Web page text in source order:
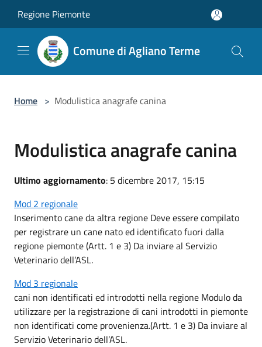
Regione Piemonte
Comune di Agliano Terme
Home > Modulistica anagrafe canina
Modulistica anagrafe canina
Ultimo aggiornamento: 5 dicembre 2017, 15:15
Mod 2 regionale
Inserimento cane da altra regione Deve essere compilato
per registrare un cane nato ed identificato fuori dalla
regione piemonte (Artt. 1 e 3) Da inviare al Servizio
Veterinario dell’ASL.
Mod 3 regionale
cani non identificati ed introdotti nella regione Modulo da
utilizzare per la registrazione di cani introdotti in piemonte
non identificati come provenienza.(Artt. 1 e 3) Da inviare al
Servizio Veterinario dell’ASL.